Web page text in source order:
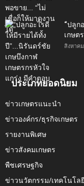
“ปลูก
เกษต
สิงหาค
ประเภทยอดนิยม
ข่าวเกษตรแนะนำ
ข่าวองค์กร/ธุรกิจเกษตร
รายงานพิเศษ
ข่าวสังคมเกษตร
พืชเศรษฐกิจ
ข่าวนวัตกรรม/เทคโนโล